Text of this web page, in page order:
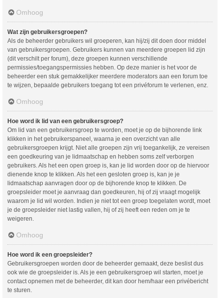
Omhoog
Wat zijn gebruikersgroepen?
Als de beheerder gebruikers wil groeperen, kan hij/zij dit doen door middel
van gebruikersgroepen. Gebruikers kunnen van meerdere groepen lid zijn
(dit verschilt per forum), deze groepen kunnen verschillende
permissies/toegangspermissies hebben. Op deze manier is het voor de
beheerder een stuk gemakkelijker meerdere moderators aan een forum toe
te wijzen, bepaalde gebruikers toegang tot een privéforum te verlenen, enz.
Omhoog
Hoe word ik lid van een gebruikersgroep?
Om lid van een gebruikersgroep te worden, moet je op de bijhorende link
klikken in het gebruikerspaneel, waarna je een overzicht van alle
gebruikersgroepen krijgt. Niet alle groepen zijn vrij toegankelijk, ze vereisen
een goedkeuring van je lidmaatschap en hebben soms zelf verborgen
gebruikers. Als het een open groep is, kan je lid worden door op de hiervoor
dienende knop te klikken. Als het een gesloten groep is, kan je je
lidmaatschap aanvragen door op de bijhorende knop te klikken. De
groepsleider moet je aanvraag dan goedkeuren, hij of zij vraagt mogelijk
waarom je lid wil worden. Indien je niet tot een groep toegelaten wordt, moet
je de groepsleider niet lastig vallen, hij of zij heeft een reden om je te
weigeren.
Omhoog
Hoe word ik een groepsleider?
Gebruikersgroepen worden door de beheerder gemaakt, deze beslist dus
ook wie de groepsleider is. Als je een gebruikersgroep wil starten, moet je
contact opnemen met de beheerder, dit kan door hem/haar een privébericht
te sturen.